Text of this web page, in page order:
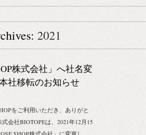
2021
株式会社」へ社名変
社移転のお知らせ
をご利用いただき、ありがと
会社BIOTOPEは、2021年12月15
SHOP株式会社」に変更し、